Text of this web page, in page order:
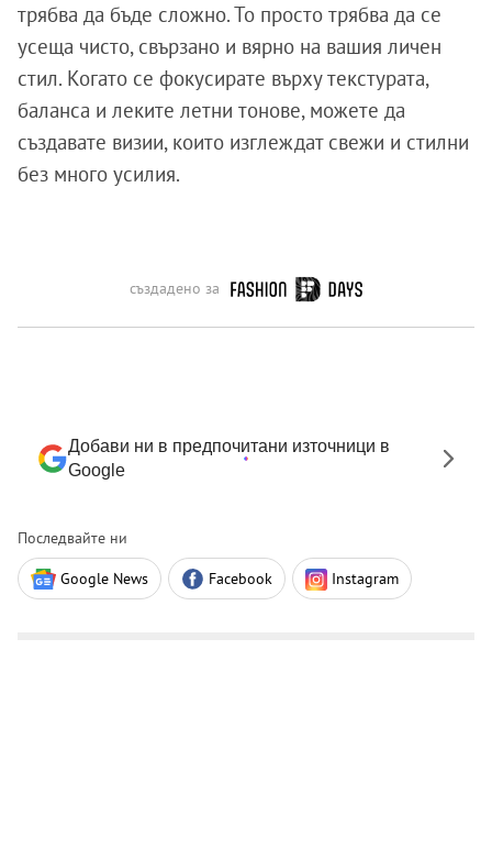
трябва да бъде сложно. То просто трябва да се
усеща чисто, свързано и вярно на вашия личен
стил. Когато се фокусирате върху текстурата,
баланса и леките летни тонове, можете да
създавате визии, които изглеждат свежи и стилни
без много усилия.
създадено за
Добави ни в предпочитани източници в
Google
Последвайте ни
Google News Facebook Instagram